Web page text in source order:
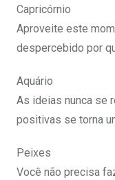
Capricórnio
Aproveite este
despercebido por
Aquário
As ideias nunca se
positivas se torna
Peixes
Você não precisa